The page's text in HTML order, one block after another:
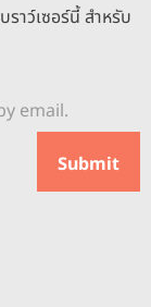
าว์เซอร์นี้ สำหรับ
email.